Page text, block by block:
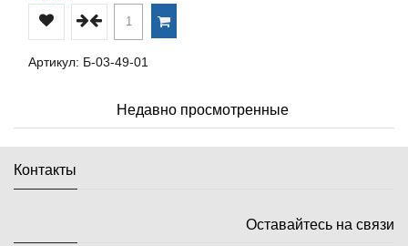
Артикул: Б-03-49-01
Недавно просмотренные
Контакты
Оставайтесь на связи